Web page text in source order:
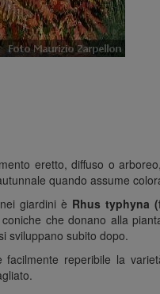
eretto, diffuso o
quando assume
giardini è Rhus typhyna
che donano alla
sviluppano subito dopo.
reperibile la